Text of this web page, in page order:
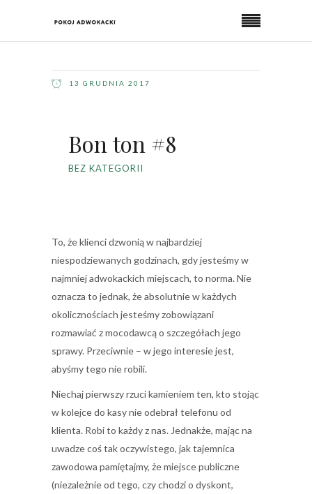
13 GRUDNIA 2017
Bon ton #8
BEZ KATEGORII
To, że klienci dzwonią w najbardziej
niespodziewanych godzinach, gdy jesteśmy w
najmniej adwokackich miejscach, to norma. Nie
oznacza to jednak, że absolutnie w każdych
okolicznościach jesteśmy zobowiązani
rozmawiać z mocodawcą o szczegółach jego
sprawy. Przeciwnie – w jego interesie jest,
abyśmy tego nie robili.
Niechaj pierwszy rzuci kamieniem ten, kto stojąc
w kolejce do kasy nie odebrał telefonu od
klienta. Robi to każdy z nas. Jednakże, mając na
uwadze coś tak oczywistego, jak tajemnica
zawodowa pamiętajmy, że miejsce publiczne
(niezależnie od tego, czy chodzi o dyskont,